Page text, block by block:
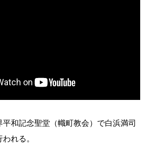
平和記念聖堂（幟町教会）で白浜満司
れる。